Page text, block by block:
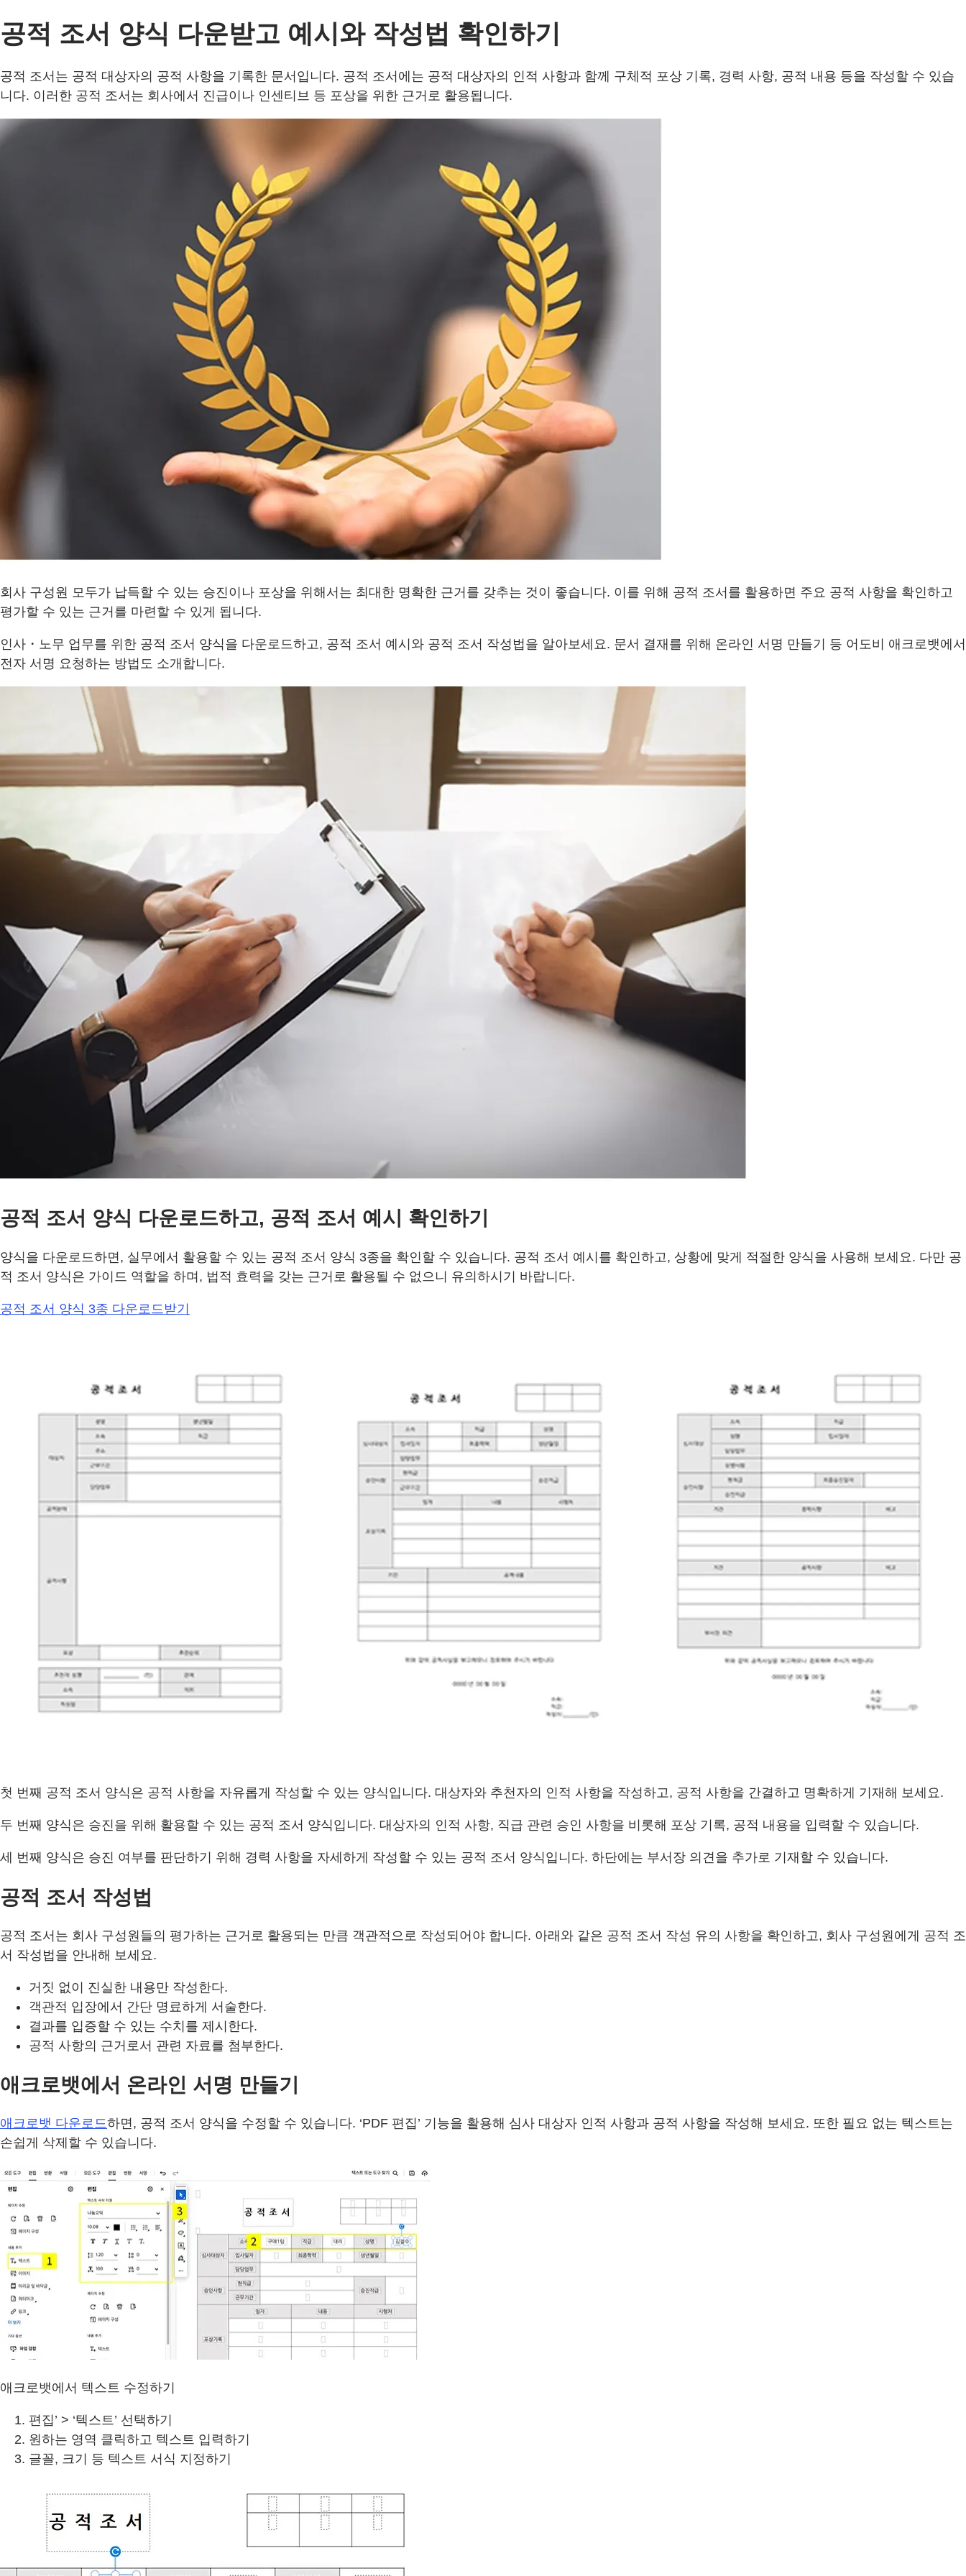
공적 조서 양식 다운받고 예시와 작성법 확인하기
공적 조서는 공적 대상자의 공적 사항을 기록한 문서입니다. 공적 조서에는 공적 대상자의 인적 사항과 함께 구체적 포상 기록, 경력 사항, 공적 내용 등을 작성할 수 있습
니다. 이러한 공적 조서는 회사에서 진급이나 인센티브 등 포상을 위한 근거로 활용됩니다.
회사 구성원 모두가 납득할 수 있는 승진이나 포상을 위해서는 최대한 명확한 근거를 갖추는 것이 좋습니다. 이를 위해 공적 조서를 활용하면 주요 공적 사항을 확인하고
평가할 수 있는 근거를 마련할 수 있게 됩니다.
인사・노무 업무를 위한 공적 조서 양식을 다운로드하고, 공적 조서 예시와 공적 조서 작성법을 알아보세요. 문서 결재를 위해 온라인 서명 만들기 등 어도비 애크로뱃에서
전자 서명 요청하는 방법도 소개합니다.
공적 조서 양식 다운로드하고, 공적 조서 예시 확인하기
양식을 다운로드하면, 실무에서 활용할 수 있는 공적 조서 양식 3종을 확인할 수 있습니다. 공적 조서 예시를 확인하고, 상황에 맞게 적절한 양식을 사용해 보세요. 다만 공
적 조서 양식은 가이드 역할을 하며, 법적 효력을 갖는 근거로 활용될 수 없으니 유의하시기 바랍니다.
공적 조서 양식 3종 다운로드받기
첫 번째 공적 조서 양식은 공적 사항을 자유롭게 작성할 수 있는 양식입니다. 대상자와 추천자의 인적 사항을 작성하고, 공적 사항을 간결하고 명확하게 기재해 보세요.
두 번째 양식은 승진을 위해 활용할 수 있는 공적 조서 양식입니다. 대상자의 인적 사항, 직급 관련 승인 사항을 비롯해 포상 기록, 공적 내용을 입력할 수 있습니다.
세 번째 양식은 승진 여부를 판단하기 위해 경력 사항을 자세하게 작성할 수 있는 공적 조서 양식입니다. 하단에는 부서장 의견을 추가로 기재할 수 있습니다.
공적 조서 작성법
공적 조서는 회사 구성원들의 평가하는 근거로 활용되는 만큼 객관적으로 작성되어야 합니다. 아래와 같은 공적 조서 작성 유의 사항을 확인하고, 회사 구성원에게 공적 조
서 작성법을 안내해 보세요.
거짓 없이 진실한 내용만 작성한다.
객관적 입장에서 간단 명료하게 서술한다.
결과를 입증할 수 있는 수치를 제시한다.
공적 사항의 근거로서 관련 자료를 첨부한다.
애크로뱃에서 온라인 서명 만들기
애크로뱃 다운로드하면, 공적 조서 양식을 수정할 수 있습니다. ‘PDF 편집’ 기능을 활용해 심사 대상자 인적 사항과 공적 사항을 작성해 보세요. 또한 필요 없는 텍스트는
손쉽게 삭제할 수 있습니다.
애크로뱃에서 텍스트 수정하기
편집’ > ‘텍스트’ 선택하기
원하는 영역 클릭하고 텍스트 입력하기
글꼴, 크기 등 텍스트 서식 지정하기